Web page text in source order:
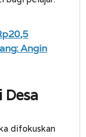
Angin
Desa
difokuskan